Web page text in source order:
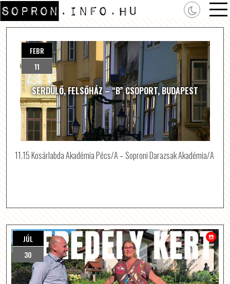
SERDÜLŐ, FELSŐHÁZ – “B” CSOPORT, BUDAPEST
FEBR
11
11.15 Kosárlabda Akadémia Pécs/A – Soproni Darazsak Akadémia/A
JÚL
30